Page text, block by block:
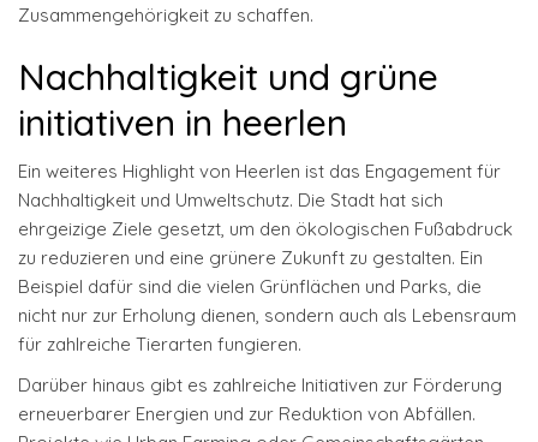
Zusammengehörigkeit zu schaffen.
Nachhaltigkeit und grüne
initiativen in heerlen
Ein weiteres Highlight von Heerlen ist das Engagement für
Nachhaltigkeit und Umweltschutz. Die Stadt hat sich
ehrgeizige Ziele gesetzt, um den ökologischen Fußabdruck
zu reduzieren und eine grünere Zukunft zu gestalten. Ein
Beispiel dafür sind die vielen Grünflächen und Parks, die
nicht nur zur Erholung dienen, sondern auch als Lebensraum
für zahlreiche Tierarten fungieren.
Darüber hinaus gibt es zahlreiche Initiativen zur Förderung
erneuerbarer Energien und zur Reduktion von Abfällen.